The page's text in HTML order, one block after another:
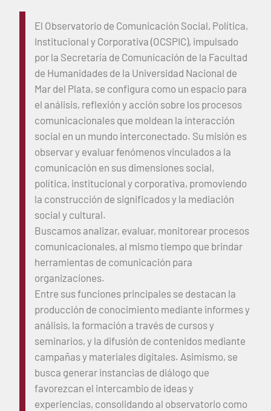
El Observatorio de Comunicación Social, Política,
Institucional y Corporativa (OCSPIC), impulsado
por la Secretaría de Comunicación de la Facultad
de Humanidades de la Universidad Nacional de
Mar del Plata, se configura como un espacio para
el análisis, reflexión y acción sobre los procesos
comunicacionales que moldean la interacción
social en un mundo interconectado. Su misión es
observar y evaluar fenómenos vinculados a la
comunicación en sus dimensiones social,
política, institucional y corporativa, promoviendo
la construcción de significados y la mediación
social y cultural.
Buscamos analizar, evaluar, monitorear procesos
comunicacionales, al mismo tiempo que brindar
herramientas de comunicación para
organizaciones.
Entre sus funciones principales se destacan la
producción de conocimiento mediante informes y
análisis, la formación a través de cursos y
seminarios, y la difusión de contenidos mediante
campañas y materiales digitales. Asimismo, se
busca generar instancias de diálogo que
favorezcan el intercambio de ideas y
experiencias, consolidando al observatorio como